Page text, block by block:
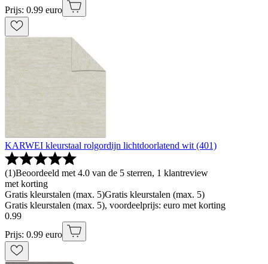
Prijs: 0.99 euro
KARWEI kleurstaal rolgordijn lichtdoorlatend wit (401)
(1)Beoordeeld met 4.0 van de 5 sterren, 1 klantreview
met korting
Gratis kleurstalen (max. 5)Gratis kleurstalen (max. 5)
Gratis kleurstalen (max. 5), voordeelprijs: euro met korting
0.99
Prijs: 0.99 euro